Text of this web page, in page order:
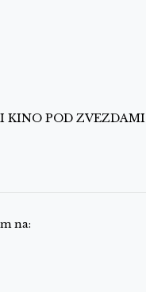
KINO POD ZVEZDAMI
na: